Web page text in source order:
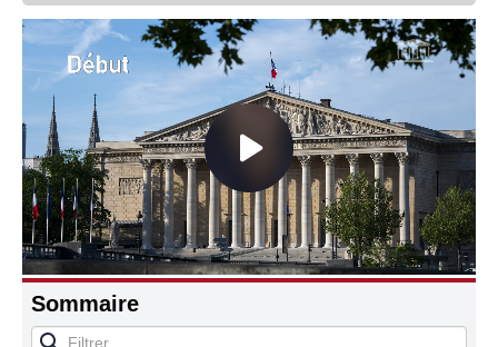
Autres
Sommaire
Examen pour avis du projet de loi d’approbation
des comptes de la sécurité sociale pour l’année
2025 (n° 2843)
M. Éric Coquerel, président
M. Nicolas Tryzna, rapporteur
M. Éric Coquerel, président
M. Philippe Juvin, rapporteur général
M. Nicolas Tryzna, rapporteur
M. Philippe Juvin, rapporteur général
Questions des représentants des groupes